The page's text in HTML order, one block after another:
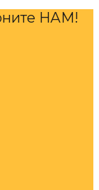
НАМ!